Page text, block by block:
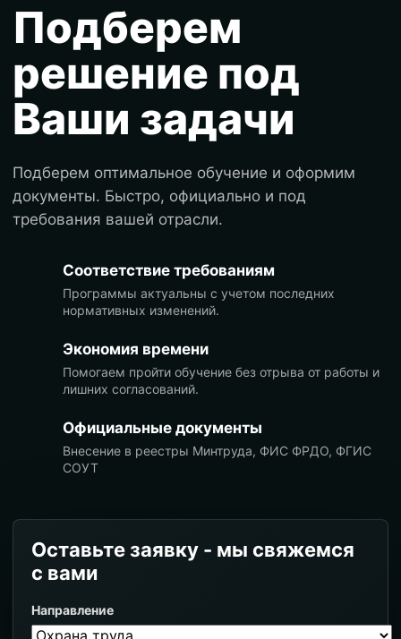
Подберем
решение под
Ваши задачи
Подберем оптимальное обучение и оформим
документы. Быстро, официально и под
требования вашей отрасли.
Соответствие требованиям
Программы актуальны с учетом последних
нормативных изменений.
Экономия времени
Помогаем пройти обучение без отрыва от работы и
лишних согласований.
Официальные документы
Внесение в реестры Минтруда, ФИС ФРДО, ФГИС
СОУТ
Оставьте заявку - мы свяжемся
с вами
Направление